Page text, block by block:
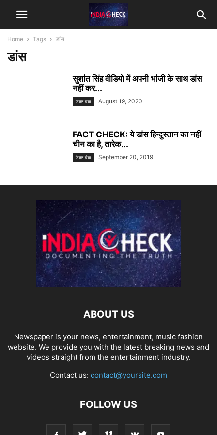
Home Tags डांस
डांस
सुशांत सिंह वीडियो में अपनी भांजी के साथ डांस
नहीं कर...
फैक्ट चेक August 19, 2020
FACT CHECK: ये डांस हिन्दुस्तान का नहीं
चीन का है, तारेक...
फैक्ट चेक September 20, 2019
ABOUT US
Newspaper is your news, entertainment, music fashion
website. We provide you with the latest breaking news and
videos straight from the entertainment industry.
Contact us: contact@yoursite.com
FOLLOW US